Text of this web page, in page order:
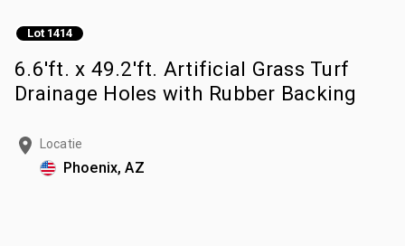
Lot 1414
6.6'ft. x 49.2'ft. Artificial Grass Turf
Drainage Holes with Rubber Backing
Locatie
Phoenix, AZ